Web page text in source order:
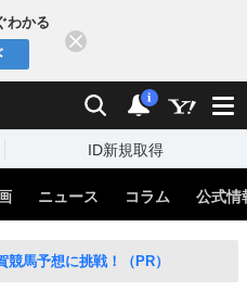
わかる
検索 通知
i
ID新規取得
ニュース コラム 公式情
馬予想に挑戦！（PR）